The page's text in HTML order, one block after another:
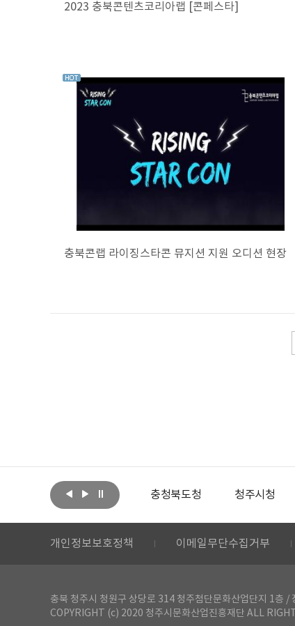
2023 충북콘텐츠코리아랩 [콘페스타]
충북콘랩 라이징스타콘 뮤지션 지원 오디션 현장
문화체육관광부 충청북도청 청주시청
개인정보보호정책 이메일무단수집거부
충북 청주시 청원구 상당로 314 청주첨단문화산업단지 1
COPYRIGHT (c) 2020 청주시문화산업진흥재단 ALL